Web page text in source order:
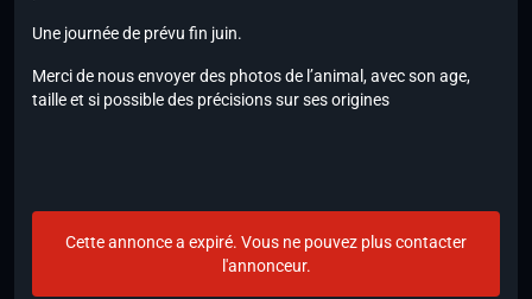
Une journée de prévu fin juin.
Merci de nous envoyer des photos de l’animal, avec son age,
taille et si possible des précisions sur ses origines
Cette annonce a expiré. Vous ne pouvez plus contacter
l'annonceur.